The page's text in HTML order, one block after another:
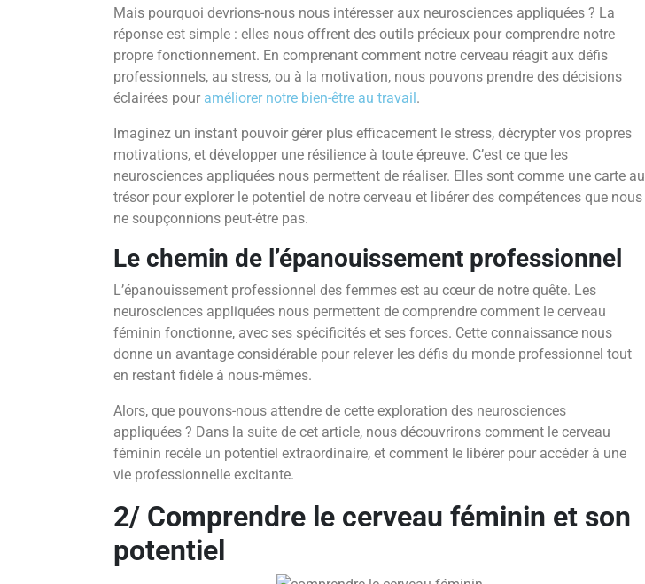
Mais pourquoi devrions-nous nous intéresser aux neurosciences appliquées ? La
réponse est simple : elles nous offrent des outils précieux pour comprendre notre
propre fonctionnement. En comprenant comment notre cerveau réagit aux défis
professionnels, au stress, ou à la motivation, nous pouvons prendre des décisions
éclairées pour améliorer notre bien-être au travail.
Imaginez un instant pouvoir gérer plus efficacement le stress, décrypter vos propres
motivations, et développer une résilience à toute épreuve. C’est ce que les
neurosciences appliquées nous permettent de réaliser. Elles sont comme une carte au
trésor pour explorer le potentiel de notre cerveau et libérer des compétences que nous
ne soupçonnions peut-être pas.
Le chemin de l’épanouissement professionnel
L’épanouissement professionnel des femmes est au cœur de notre quête. Les
neurosciences appliquées nous permettent de comprendre comment le cerveau
féminin fonctionne, avec ses spécificités et ses forces. Cette connaissance nous
donne un avantage considérable pour relever les défis du monde professionnel tout
en restant fidèle à nous-mêmes.
Alors, que pouvons-nous attendre de cette exploration des neurosciences
appliquées ? Dans la suite de cet article, nous découvrirons comment le cerveau
féminin recèle un potentiel extraordinaire, et comment le libérer pour accéder à une
vie professionnelle excitante.
2/ Comprendre le cerveau féminin et son
potentiel